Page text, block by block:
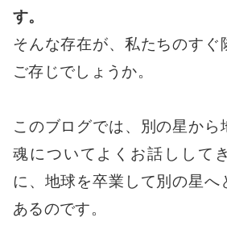
す。
そんな存在が、私たちのすぐ
ご存じでしょうか。
このブログでは、別の星から
魂についてよくお話しして
に、地球を卒業して別の星へ
あるのです。